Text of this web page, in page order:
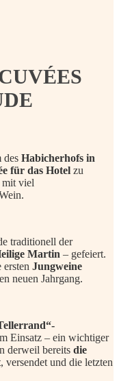
des Habicherhofs in
für das Hotel zu
mit viel
traditionell der
Martin – gefeiert.
Jungweine
neuen Jahrgang.
Einsatz – ein wichtiger
derweil bereits die
, versendet und die letzten